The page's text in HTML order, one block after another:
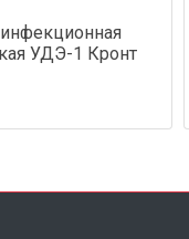
УДЭ-1 Кронт